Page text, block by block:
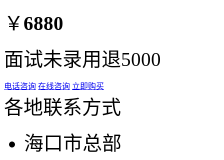
￥6880
面试未录用退5000
电话咨询 在线咨询 立即购买
各地联系方式
海口市总部